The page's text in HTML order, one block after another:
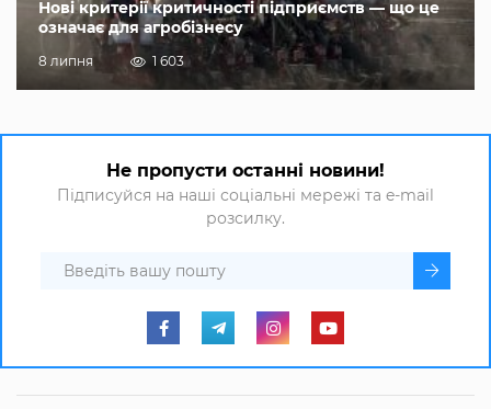
Нові критерії критичності підприємств — що це
означає для агробізнесу
8 липня 1 603
Не пропусти останні новини!
Підписуйся на наші соціальні мережі та e-mail
розсилку.